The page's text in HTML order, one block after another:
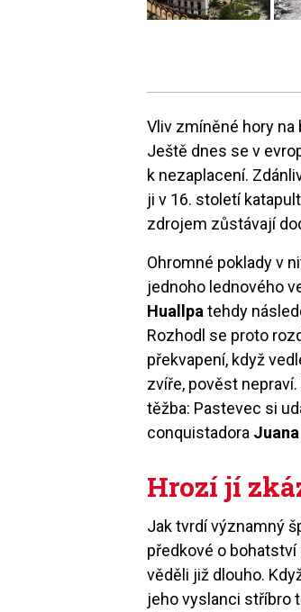
Vliv zmíněné hory
Ještě dnes se v
k nezaplacení.
ji v 16. století
zdrojem zůstávají
Ohromné poklady v
jednoho lednového
Huallpa tehdy
Rozhodl se proto
překvapení, když
zvíře, pověst
těžba: Pastevec si
conquistadora
Hrozí jí
Jak tvrdí významný
předkové o bohatství
věděli již dlouho.
jeho vyslanci stříbro